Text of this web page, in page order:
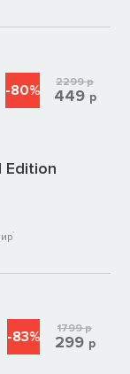
Edition
-80% 2299р
449 р
-83% 1799р
299 р